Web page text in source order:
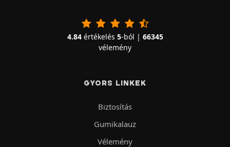
4.84értékelés 5-ból | 66345
vélemény
GYORS LINKEK
Biztosítás
Gumikalauz
Vélemény